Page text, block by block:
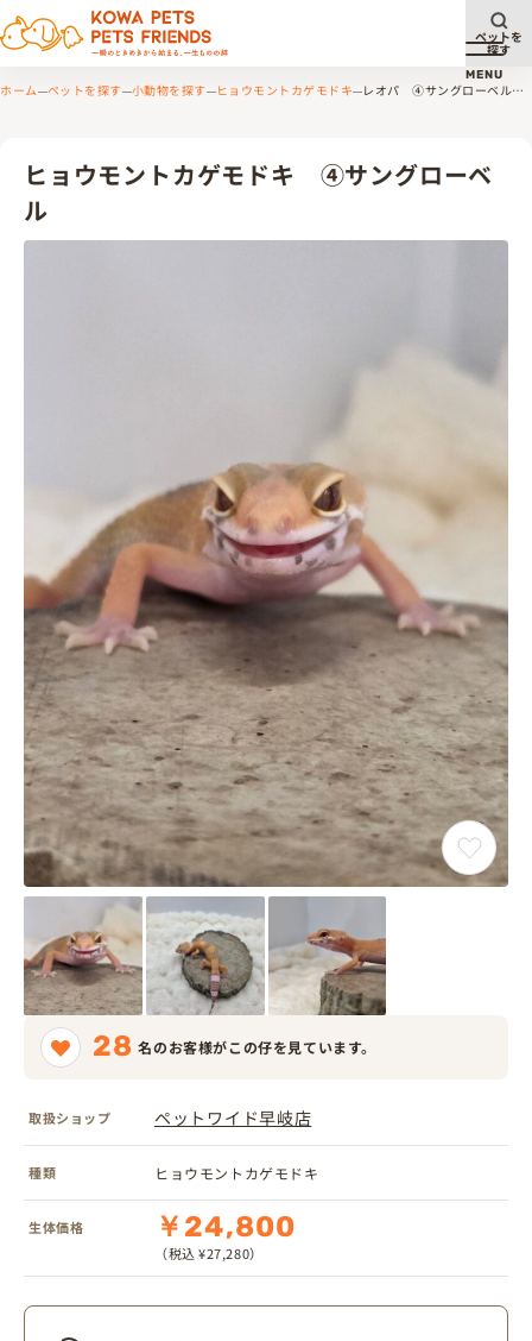
メニ
MENU
ペットを
探す
ホーム ペットを探す 小動物を探す ヒョウモントカゲモドキ
レオパ ④サングローベル
ヒョウモントカゲモドキ ④サングローベ
ル
28 名のお客様がこの仔を見ています。
取扱ショップ ペットワイド早岐店
種類 ヒョウモントカゲモドキ
生体価格 ￥24,800
（税込 ¥27,280）